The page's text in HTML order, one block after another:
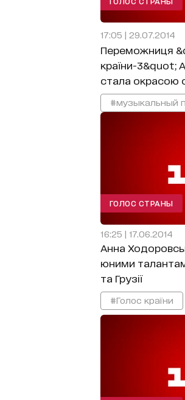
17:05 | 29.07.2014
Переможниця
країни-3&quot;
стала окрасою
#музыкальный
ГОЛОС СТРАНЫ
16:25 | 17.06.2014
Анна
юними
та Грузії
#Голос країни